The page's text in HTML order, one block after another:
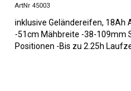
ArtNr 45003
inklusive Geländereifen, 18Ah
-51cm Mähbreite -38-109mm
Positionen -Bis zu 2.25h